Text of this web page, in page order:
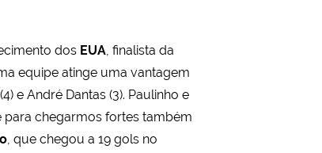
dos EUA, finalista da
equipe atinge uma vantagem
e André Dantas (3). Paulinho e
chegarmos fortes também
, que chegou a 19 gols no